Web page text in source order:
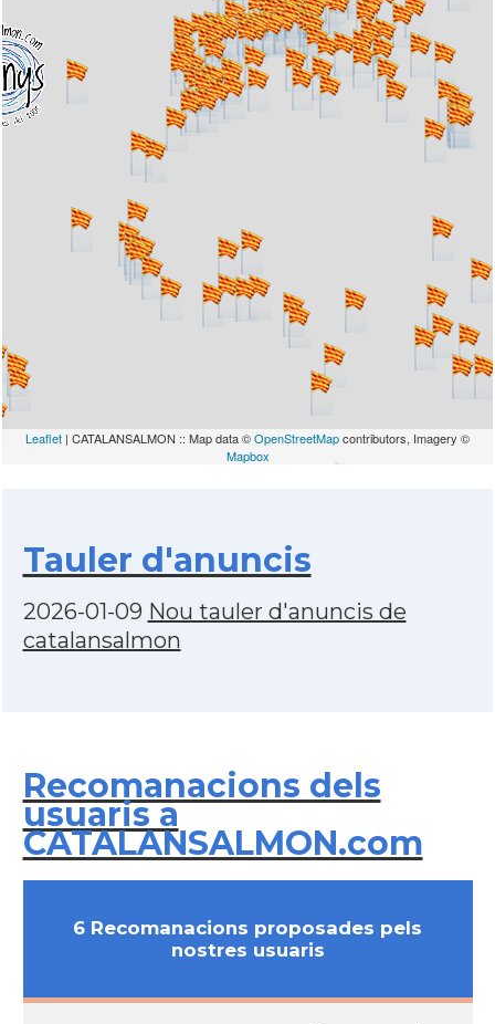
Leaflet | CATALANSALMON :: Map data ©OpenStreetMapcontributors, Imagery ©
Mapbox
Tauler d'anuncis
2026-01-09 Nou tauler d'anuncis de
catalansalmon
Recomanacions dels
usuaris a
CATALANSALMON.com
6 Recomanacions proposades pels
nostres usuaris